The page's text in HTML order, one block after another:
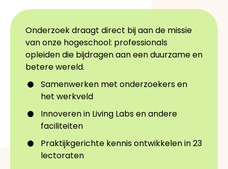
Onderzoek draagt direct bij aan de missie
van onze hogeschool: professionals
opleiden die bijdragen aan een duurzame en
betere wereld.
Samenwerken met onderzoekers en
het werkveld
Innoveren in Living Labs en andere
faciliteiten
Praktijkgerichte kennis ontwikkelen in 23
lectoraten